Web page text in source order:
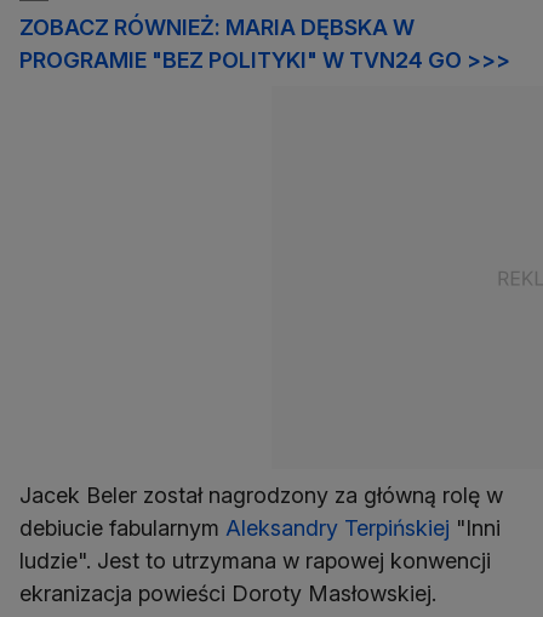
ZOBACZ RÓWNIEŻ: MARIA DĘBSKA W
PROGRAMIE "BEZ POLITYKI" W TVN24 GO >>>
Jacek Beler został nagrodzony za główną rolę w
debiucie fabularnym Aleksandry Terpińskiej "Inni
ludzie". Jest to utrzymana w rapowej konwencji
ekranizacja powieści Doroty Masłowskiej.